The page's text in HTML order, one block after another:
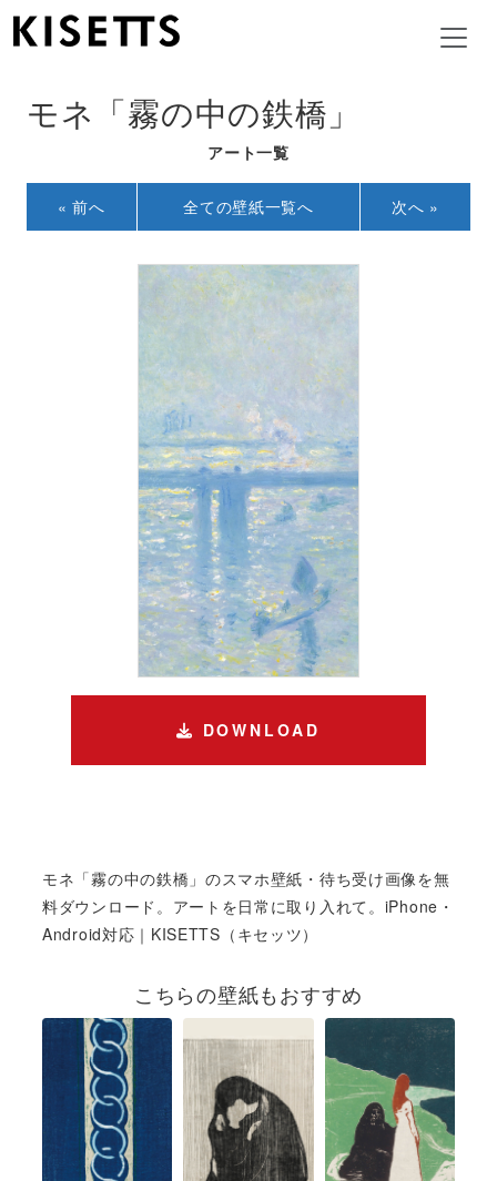
モネ「霧の中の鉄橋」
アート一覧
« 前へ 全ての壁紙一覧へ 次へ »
DOWNLOAD
モネ「霧の中の鉄橋」のスマホ壁紙・待ち受け画像を無
料ダウンロード。アートを日常に取り入れて。iPhone・
Android対応｜KISETTS（キセッツ）
こちらの壁紙もおすすめ